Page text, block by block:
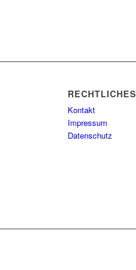
RECHTLICHES
Kontakt
Impressum
Datenschutz